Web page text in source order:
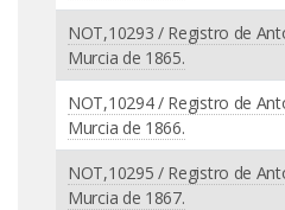
NOT,10293 / Registro de
Murcia de 1865.
NOT,10294 / Registro de
Murcia de 1866.
NOT,10295 / Registro de
Murcia de 1867.